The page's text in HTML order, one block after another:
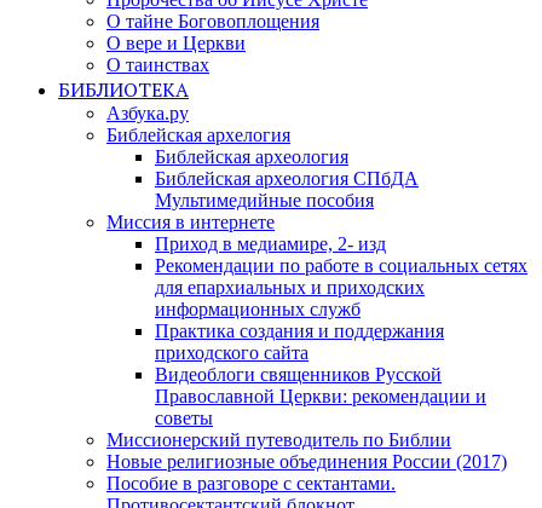
О тайне Боговоплощения
О вере и Церкви
О таинствах
БИБЛИОТЕКА
Азбука.ру
Библейская архелогия
Библейская археология
Библейская археология СПбДА
Мультимедийные пособия
Миссия в интернете
Приход в медиамире, 2- изд
Рекомендации по работе в социальных сетях
для епархиальных и приходских
информационных служб
Практика создания и поддержания
приходского сайта
Видеоблоги священников Русской
Православной Церкви: рекомендации и
советы
Миссионерский путеводитель по Библии
Новые религиозные объединения России (2017)
Пособие в разговоре с сектантами.